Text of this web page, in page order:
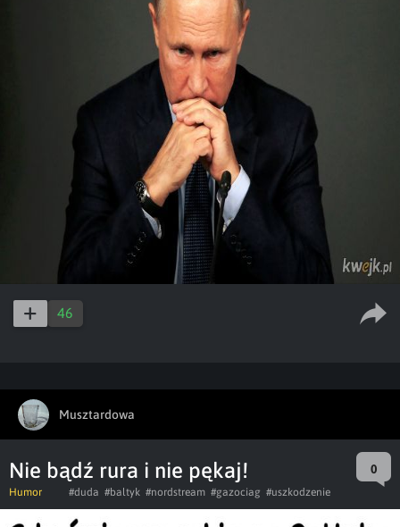
46
Musztardowa
Nie bądź rura i nie pękaj! 0
Humor #duda #baltyk #nordstream #gazociag #uszkodzenie